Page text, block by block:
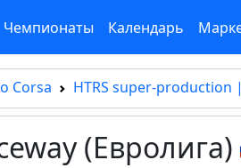
Чемпионаты Календарь
Corsa HTRS super-production
(Евролига)